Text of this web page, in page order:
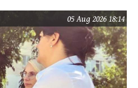
obiectiv
Investiții ”Anghel
05 Aug 2026 18:14